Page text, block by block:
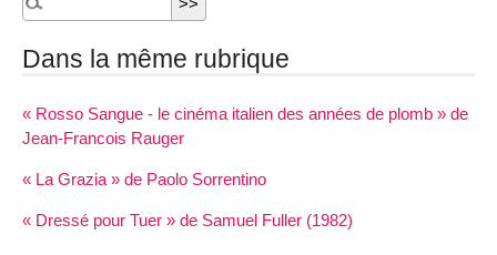
Dans la même rubrique
« Rosso Sangue - le cinéma italien des années de plomb » de
Jean-Francois Rauger
« La Grazia » de Paolo Sorrentino
« Dressé pour Tuer » de Samuel Fuller (1982)